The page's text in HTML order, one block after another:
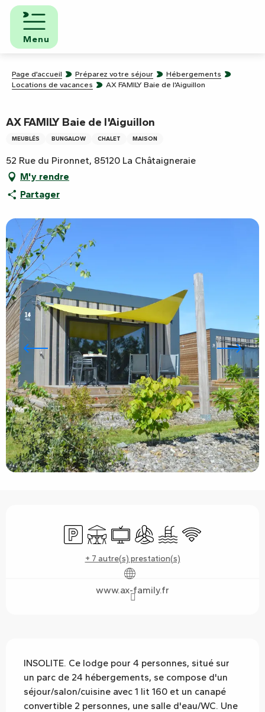
Aller
contenu
principal
Menu
Page d’accueil Préparez votre séjour
Hébergements
Locations de vacances
AX FAMILY Baie de l'Aiguillon
AX FAMILY Baie de l'Aiguillon
MEUBLÉS BUNGALOW CHALET MAISON
52 Rue du Pironnet, 85120 La Châtaigneraie
M'y rendre
Partager
ParkingTerrasseTélévisionAir conditionné
PiscineWiFi
+ 7 autre(s) prestation(s)
www.ax-family.fr
INSOLITE. Ce lodge pour 4 personnes, situé sur
un parc de 24 hébergements, se compose d'un
séjour/salon/cuisine avec 1 lit 160 et un canapé
convertible 2 personnes, une salle d'eau/WC. Une